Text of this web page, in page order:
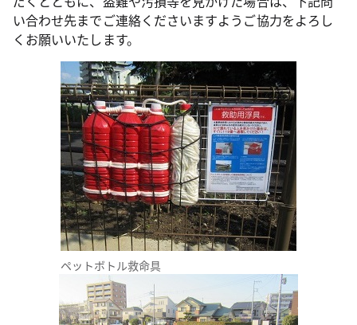
い合わせ先までご連絡くださいますようご協力をよろし
くお願いいたします。
ペットボトル救命具